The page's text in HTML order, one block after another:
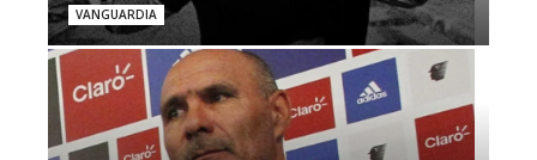
VANGUARDIA